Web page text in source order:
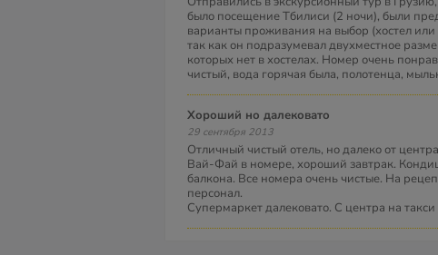
было посещение Тбилиси (2 ночи), были
варианты проживания на выбор (хостел или
так как он подразумевал двухместное
которых нет в хостелах. Номер очень
чистый, вода горячая была, полотенца,
Хороший но далековато
29 сентября 2013
Отличный чистый отель, но далеко от
Вай-Фай в номере, хороший завтрак.
балкона. Все номера очень чистые. На
персонал.
Супермаркет далековато. С центра на